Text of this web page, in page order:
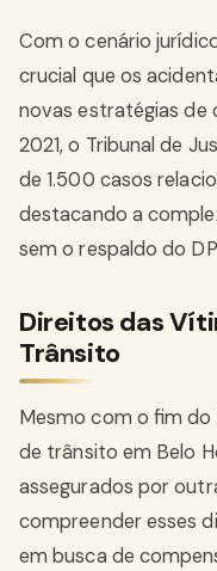
Com o cenário
crucial que os
novas estratégias de
2021, o Tribunal de
de 1.500 casos
destacando a
sem o respaldo do
Direitos das
Trânsito
Mesmo com o fim do
de trânsito em Belo
assegurados por
compreender esses
em busca de